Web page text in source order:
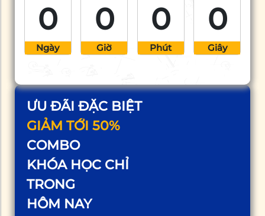
ƯU ĐÃI ĐẶC BIỆT
GIẢM TỚI 50%
COMBO
KHÓA HỌC CHỈ
TRONG
HÔM NAY
0
Ngày
0
Giờ
0
Phút
0
Giây